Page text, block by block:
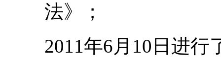
法》；
2011年6月10日进